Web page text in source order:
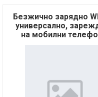
Безжично зарядно
универсално,
на мобилни